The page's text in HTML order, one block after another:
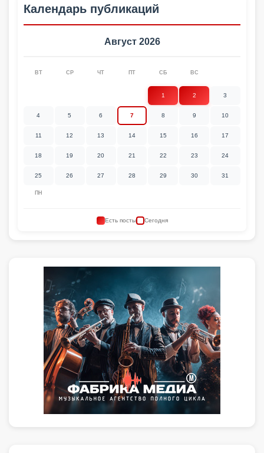
Календарь публикаций
Август 2026
ПН
ВТ СР ЧТ ПТ СБ ВС
1 2 3
4 5 6 7 8 9 10
11 12 13 14 15 16 17
18 19 20 21 22 23 24
25 26 27 28 29 30 31
Есть посты Сегодня